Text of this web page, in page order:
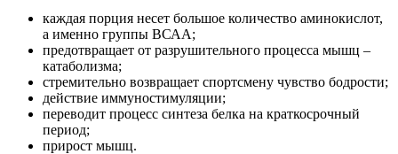
каждая порция несет большое количество аминокислот,
а именно группы ВСАА;
предотвращает от разрушительного процесса мышц –
катаболизма;
стремительно возвращает спортсмену чувство бодрости;
действие иммуностимуляции;
переводит процесс синтеза белка на краткосрочный
период;
прирост мышц.